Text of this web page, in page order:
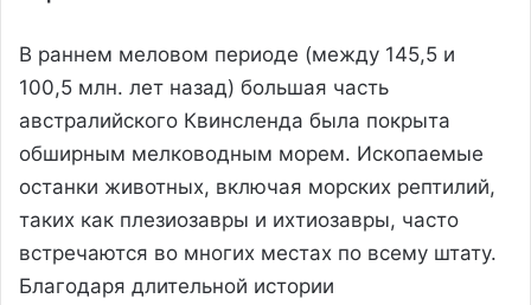
В раннем меловом периоде (между 145,5 и
100,5 млн. лет назад) большая часть
австралийского Квинсленда была покрыта
обширным мелководным морем. Ископаемые
останки животных, включая морских рептилий,
таких как плезиозавры и ихтиозавры, часто
встречаются во многих местах по всему штату.
Благодаря длительной истории